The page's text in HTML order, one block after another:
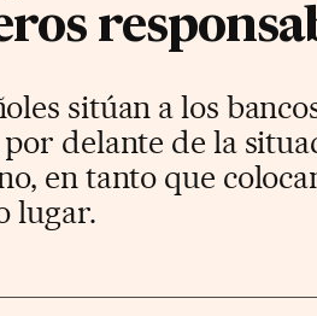
sitúan a los
por delante de la
en tanto que
lugar.